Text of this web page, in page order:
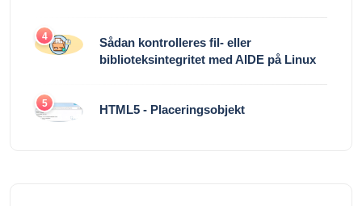
4
Sådan kontrolleres fil- eller
biblioteksintegritet med AIDE på Linux
5 HTML5 - Placeringsobjekt